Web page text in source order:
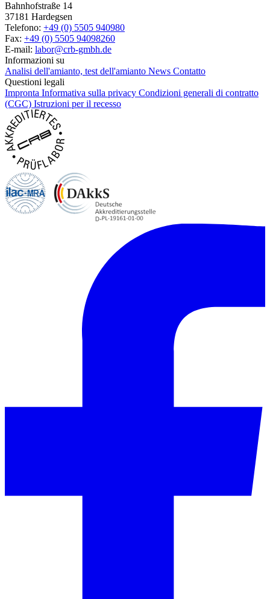
Bahnhofstraße 14
37181 Hardegsen
Telefono: +49 (0) 5505 940980
Fax: +49 (0) 5505 94098260
E-mail: labor@crb-gmbh.de
Informazioni su
Analisi dell'amianto, test dell'amianto News Contatto
Questioni legali
Impronta Informativa sulla privacy Condizioni generali di contratto
(CGC) Istruzioni per il recesso